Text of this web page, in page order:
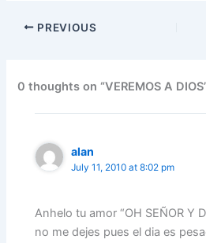
c
e
o
o
k
itt
er
n
p
p
PREVIOUS
0 thoughts on “VEREMOS A
alan
July 11, 2010 at 8:02 pm
Anhelo tu amor “OH SEÑOR Y
no me dejes pues el dia es